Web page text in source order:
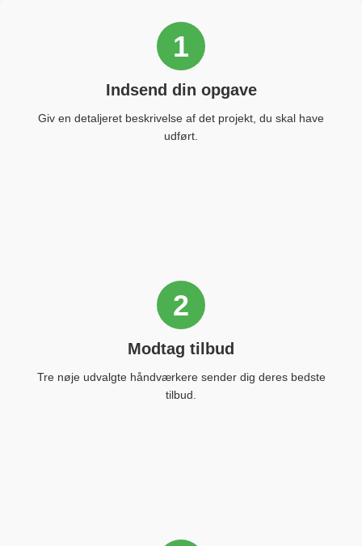
1
Indsend din opgave
Giv en detaljeret beskrivelse af det projekt, du skal have
udført.
2
Modtag tilbud
Tre nøje udvalgte håndværkere sender dig deres bedste
tilbud.